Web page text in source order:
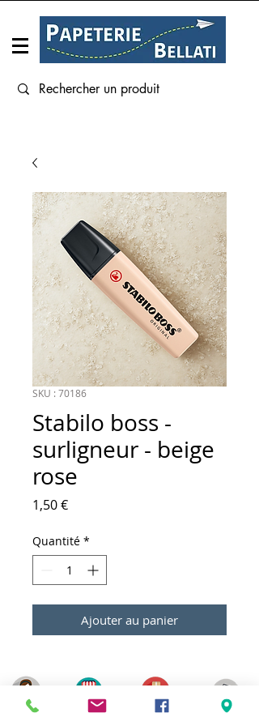
SKU : 70186
Stabilo boss -
surligneur - beige
rose
1,50 €Prix
Quantité *
Ajouter au panier
Service client
Paiement sécurisé
Click & Collect 2H
Livraison gratuite